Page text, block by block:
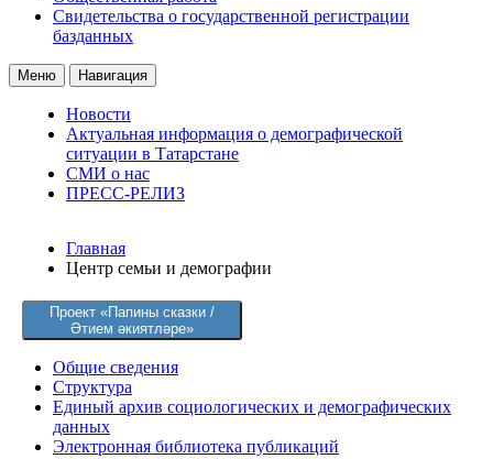
Свидетельства о государственной регистрации
базданных
Меню Навигация
Новости
Актуальная информация о демографической
ситуации в Татарстане
СМИ о нас
ПРЕСС-РЕЛИЗ
Главная
Центр семьи и демографии
Проект «Папины сказки /
Әтием әкиятләре»
Общие сведения
Структура
Единый архив социологических и демографических
данных
Электронная библиотека публикаций